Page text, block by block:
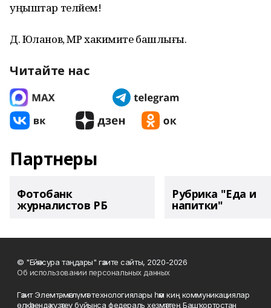
уңыштар теләйем!
Д. Юланов, МР хакимиәте башлығы.
Читайте нас
Партнеры
Фотобанк
журналистов РБ
Рубрика "Еда и
напитки"
© "Ейәнсура таңдары" гәзите сайты, 2020-2026
Об использовании персональных данных
Гәзит Элемтә, мәғлүмәт технологиялары һәм киң коммуникациялар
өлкәһендә күҙәтеү буйынса федераль хеҙмәттең Башҡортостан